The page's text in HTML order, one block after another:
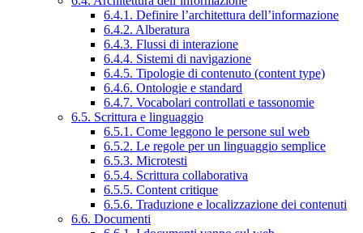
6.4.1. Definire l’architettura dell’informazione
6.4.2. Alberatura
6.4.3. Flussi di interazione
6.4.4. Sistemi di navigazione
6.4.5. Tipologie di contenuto (content type)
6.4.6. Ontologie e standard
6.4.7. Vocabolari controllati e tassonomie
6.5. Scrittura e linguaggio
6.5.1. Come leggono le persone sul web
6.5.2. Le regole per un linguaggio semplice
6.5.3. Microtesti
6.5.4. Scrittura collaborativa
6.5.5. Content critique
6.5.6. Traduzione e localizzazione dei contenuti
6.6. Documenti